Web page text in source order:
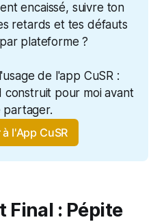
encaissé, suivre ton
retards et tes défauts
plateforme ?
de l'app CuSR :
construit pour moi avant
partager.
l'App CuSR
Final : Pépite